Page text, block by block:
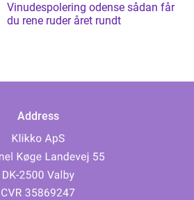
Vinudespolering odense sådan får
du rene ruder året rundt
Address